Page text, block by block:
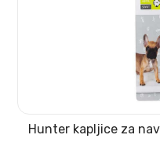
Hunter kapljice za